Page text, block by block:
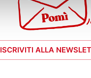
ISCRIVITI ALLA